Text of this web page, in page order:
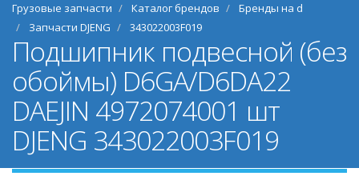
Грузовые запчасти Каталог брендов
Бренды на d
Запчасти DJENG
343022003F019
Подшипник подвесной (без
обоймы) D6GA/D6DA22
DAEJIN 4972074001 шт
DJENG 343022003F019